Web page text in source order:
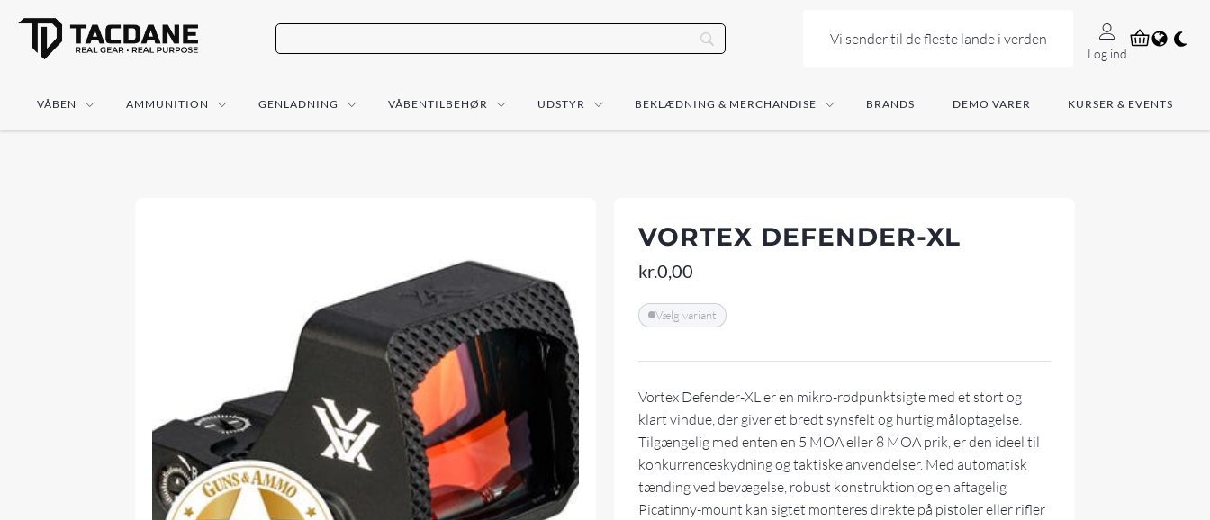
Vi sender til de fleste lande i verden
Log ind
VÅBEN AMMUNITION GENLADNING VÅBENTILBEHØR UDSTYR BEKLÆDNING & MERCHANDISE BRANDS DEMO VARER KURSER & EVENTS
VORTEX DEFENDER-XL
kr.0,00
Vælg variant
Vortex Defender-XL er en mikro-rødpunktsigte med et stort og
klart vindue, der giver et bredt synsfelt og hurtig måloptagelse.
Tilgængelig med enten en 5 MOA eller 8 MOA prik, er den ideel til
konkurrenceskydning og taktiske anvendelser. Med automatisk
tænding ved bevægelse, robust konstruktion og en aftagelig
Picatinny-mount kan sigtet monteres direkte på pistoler eller rifler